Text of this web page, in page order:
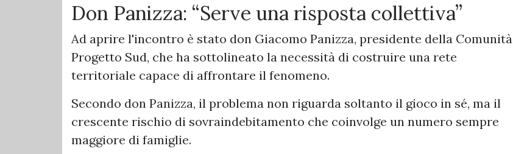
Don Panizza: “Serve una risposta collettiva”
Ad aprire l'incontro è stato don Giacomo Panizza, presidente della Comunità
Progetto Sud, che ha sottolineato la necessità di costruire una rete
territoriale capace di affrontare il fenomeno.
Secondo don Panizza, il problema non riguarda soltanto il gioco in sé, ma il
crescente rischio di sovraindebitamento che coinvolge un numero sempre
maggiore di famiglie.